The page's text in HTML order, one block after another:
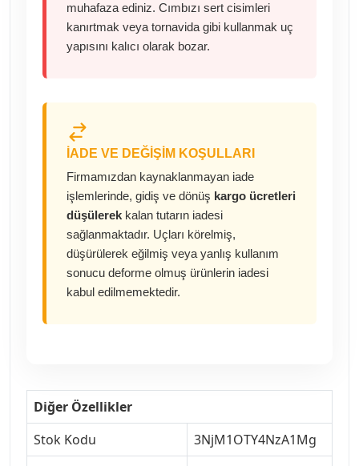
muhafaza ediniz. Cımbızı sert cisimleri
kanırtmak veya tornavida gibi kullanmak uç
yapısını kalıcı olarak bozar.
İADE VE DEĞIŞIM KOŞULLARI
Firmamızdan kaynaklanmayan iade
işlemlerinde, gidiş ve dönüş kargo ücretleri
düşülerek kalan tutarın iadesi
sağlanmaktadır. Uçları körelmiş,
düşürülerek eğilmiş veya yanlış kullanım
sonucu deforme olmuş ürünlerin iadesi
kabul edilmemektedir.
Diğer Özellikler
Stok Kodu
3NjM1OTY4NzA1Mg